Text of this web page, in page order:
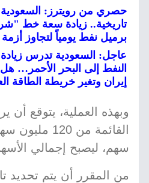
حصري من رويترز:
برميل نفط يومياً لتجاوز
عاجل: السعودية تدرس
النفط إلى البحر الأحمر…
إيران وتغير خريطة الطاقة
وبهذه العملية، يتوقع أن
سهم، ليصبح إجمالي الأسهم 240
من المقرر أن يتم تحديد